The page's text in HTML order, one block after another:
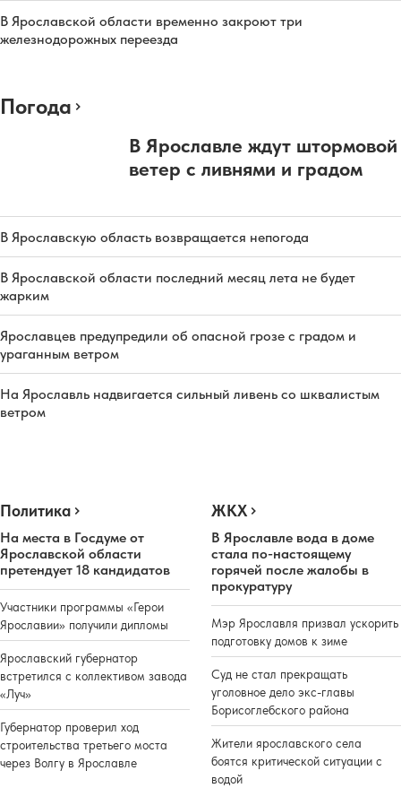
В Ярославской области временно закроют три
железнодорожных переезда
Погода
В Ярославле ждут штормовой
ветер с ливнями и градом
В Ярославскую область возвращается непогода
В Ярославской области последний месяц лета не будет
жарким
Ярославцев предупредили об опасной грозе с градом и
ураганным ветром
На Ярославль надвигается сильный ливень со шквалистым
ветром
Политика
На места в Госдуме от
Ярославской области
претендует 18 кандидатов
Участники программы «Герои
Ярославии» получили дипломы
Ярославский губернатор
встретился с коллективом завода
«Луч»
Губернатор проверил ход
строительства третьего моста
через Волгу в Ярославле
ЖКХ
В Ярославле вода в доме
стала по-настоящему
горячей после жалобы в
прокуратуру
Мэр Ярославля призвал ускорить
подготовку домов к зиме
Суд не стал прекращать
уголовное дело экс-главы
Борисоглебского района
Жители ярославского села
боятся критической ситуации с
водой